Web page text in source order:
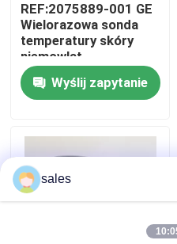
Kontrola jakości
Skontaktuj się z nami
Poprosić o wycenę
Części monitora pacjenta
Moduł monitora
REF:2075889-001 GE
Wielorazowa sonda
temperatury skóry
niemowląt
Wyślij zapytanie
sales